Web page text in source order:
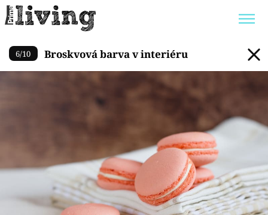
Trendy: JAK UŠETŘIT
POKOJOVÉ KVĚTINY
ZAHRADA
Témata
Zahrada
Broskvová barva v interiéru
6/10 Broskvová barva v interiéru